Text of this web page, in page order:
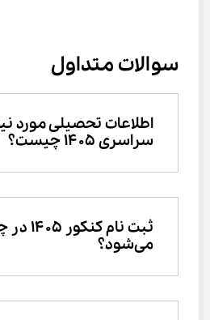
سوالات متداول
اطلاعات تحصیلی مورد
سراسری ۱۴۰۵ چیست؟
می‌شود؟